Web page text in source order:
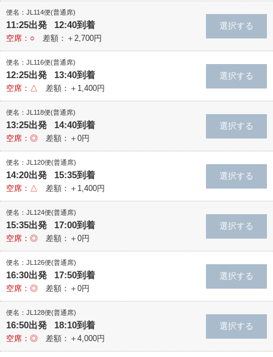
便名：JL114便(普通席)
11:25出発 12:40到着
空席：○ 差額：＋2,700円
便名：JL116便(普通席)
12:25出発 13:40到着
空席：△ 差額：＋1,400円
便名：JL118便(普通席)
13:25出発 14:40到着
空席：◎ 差額：＋0円
便名：JL120便(普通席)
14:20出発 15:35到着
空席：△ 差額：＋1,400円
便名：JL124便(普通席)
15:35出発 17:00到着
空席：◎ 差額：＋0円
便名：JL126便(普通席)
16:30出発 17:50到着
空席：◎ 差額：＋0円
便名：JL128便(普通席)
16:50出発 18:10到着
空席：◎ 差額：＋4,000円